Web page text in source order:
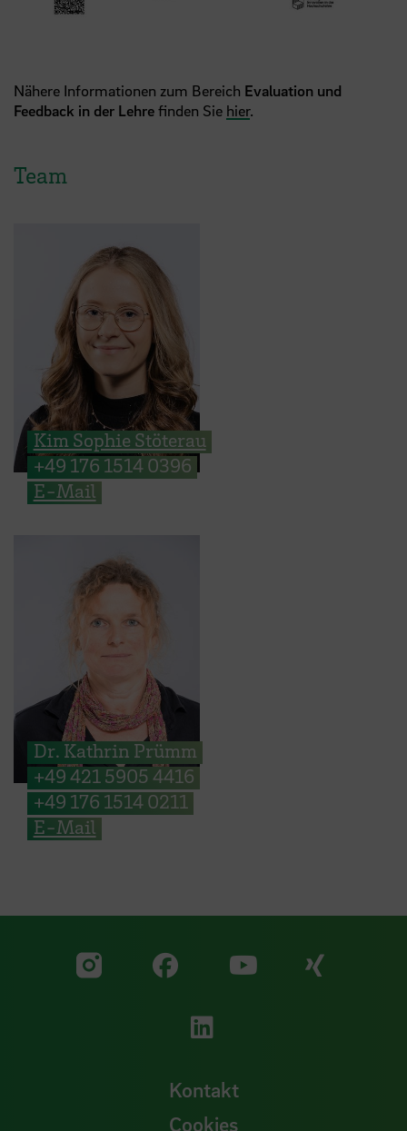
Nähere Informationen zum Bereich Evaluation und
Feedback in der Lehrefinden Sie hier.
Team
Kim Sophie Stöterau
+49 176 1514 0396
E-Mail
Dr. Kathrin Prümm
+49 421 5905 4416
+49 176 1514 0211
E-Mail
Zu unserer Facebook
Zu
Zu unserer
Kontakt
Cookies